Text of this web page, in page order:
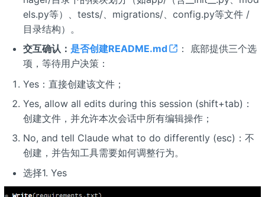
els.py等）、tests/、migrations/、config.py等文件 /
目录结构）。
交互确认： 是否创建README.md
： 底部提供三个选
项，等待用户决策：
Yes：直接创建该文件；
Yes, allow all edits during this session (shift+tab)：
创建文件，并允许本次会话中所有编辑操作；
No, and tell Claude what to do differently (esc)：不
创建，并告知工具需要如何调整行为。
选择1. Yes